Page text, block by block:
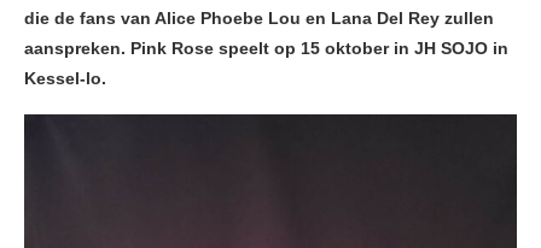
die de fans van Alice Phoebe Lou en Lana Del Rey zullen
aanspreken. Pink Rose speelt op 15 oktober in JH SOJO in
Kessel-lo.